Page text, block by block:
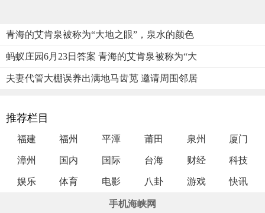
青海的艾肯泉被称为“大地之眼”，泉水的颜色
蚂蚁庄园6月23日答案 青海的艾肯泉被称为“大
夫妻代管大棚误养出满地马齿苋 邀请周围邻居
推荐栏目
福建 福州 平潭 莆田 泉州 厦门
漳州 国内 国际 台海 财经 科技
娱乐 体育 电影 八卦 游戏 快讯
手机海峡网